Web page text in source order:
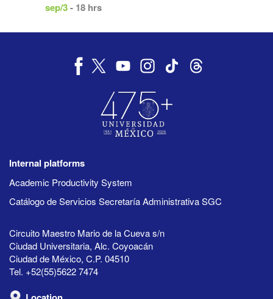
sep/3- 18 hrs
Internal platforms
Academic Productivity System
Catálogo de Servicios Secretaría Administrativa SGC
Circuito Maestro Mario de la Cueva s/n
Ciudad Universitaria, Alc. Coyoacán
Ciudad de México, C.P. 04510
Tel. +52(55)5622 7474